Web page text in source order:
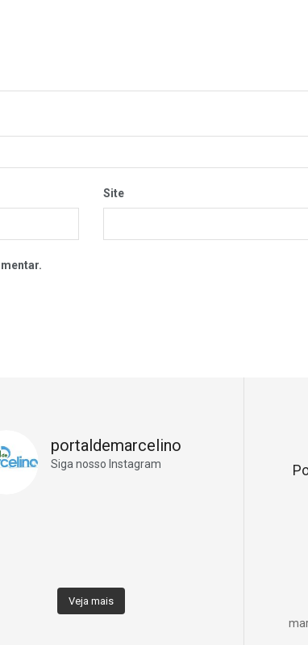
Site
portaldemarcelino
Siga nosso Instagram
Veja mais